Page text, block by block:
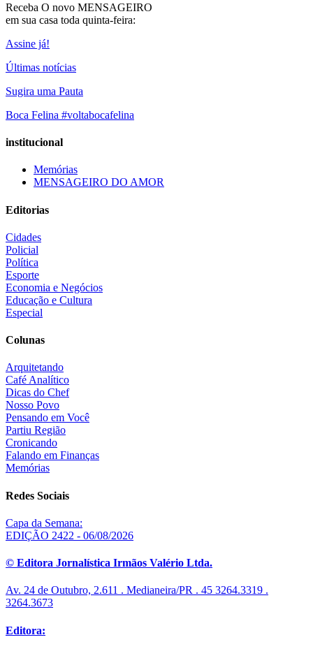
Receba O novo MENSAGEIRO
em sua casa toda quinta-feira:
Assine já!
Últimas notícias
Sugira uma Pauta
Boca Felina #voltabocafelina
institucional
Memórias
MENSAGEIRO DO AMOR
Editorias
Cidades
Policial
Política
Esporte
Economia e Negócios
Educação e Cultura
Especial
Colunas
Arquitetando
Café Analítico
Dicas do Chef
Nosso Povo
Pensando em Você
Partiu Região
Cronicando
Falando em Finanças
Memórias
Redes Sociais
Capa da Semana:
EDIÇÃO 2422 - 06/08/2026
© Editora Jornalística Irmãos Valério Ltda.
Av. 24 de Outubro, 2.611 . Medianeira/PR . 45 3264.3319 .
3264.3673
Editora: